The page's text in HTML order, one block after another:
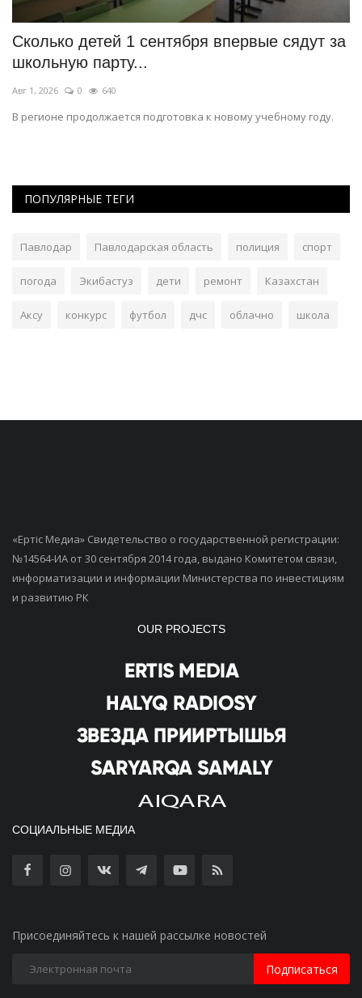
Сколько детей 1 сентября впервые сядут за
школьную парту...
Авг 1, 2026 0 640
В регионе продолжается подготовка к новому учебному году.
ПОПУЛЯРНЫЕ ТЕГИ
Павлодар Павлодарская область полиция спорт
погода Экибастуз дети ремонт Казахстан
Аксу конкурс футбол дчс облачно школа
«Ертiс Медиа» Свидетельство о государственной регистрации:
№14564-ИА от 30 сентября 2014 года, выдано Комитетом связи,
информатизации и информации Министерства по инвестициям
и развитию РК
OUR PROJECTS
СОЦИАЛЬНЫЕ МЕДИА
Присоединяйтесь к нашей рассылке новостей
Подписаться